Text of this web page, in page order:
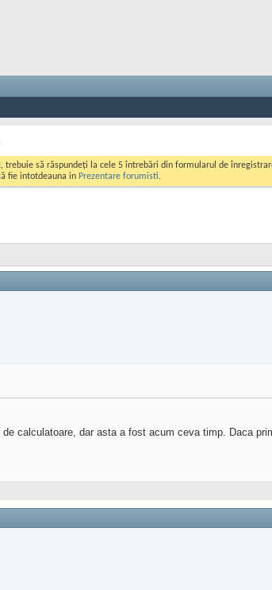
trebuie să răspundeți la cele 5 întrebări din formularul de
fie intotdeauna in Prezentare forumisti.
calculatoare, dar asta a fost acum ceva timp. Daca